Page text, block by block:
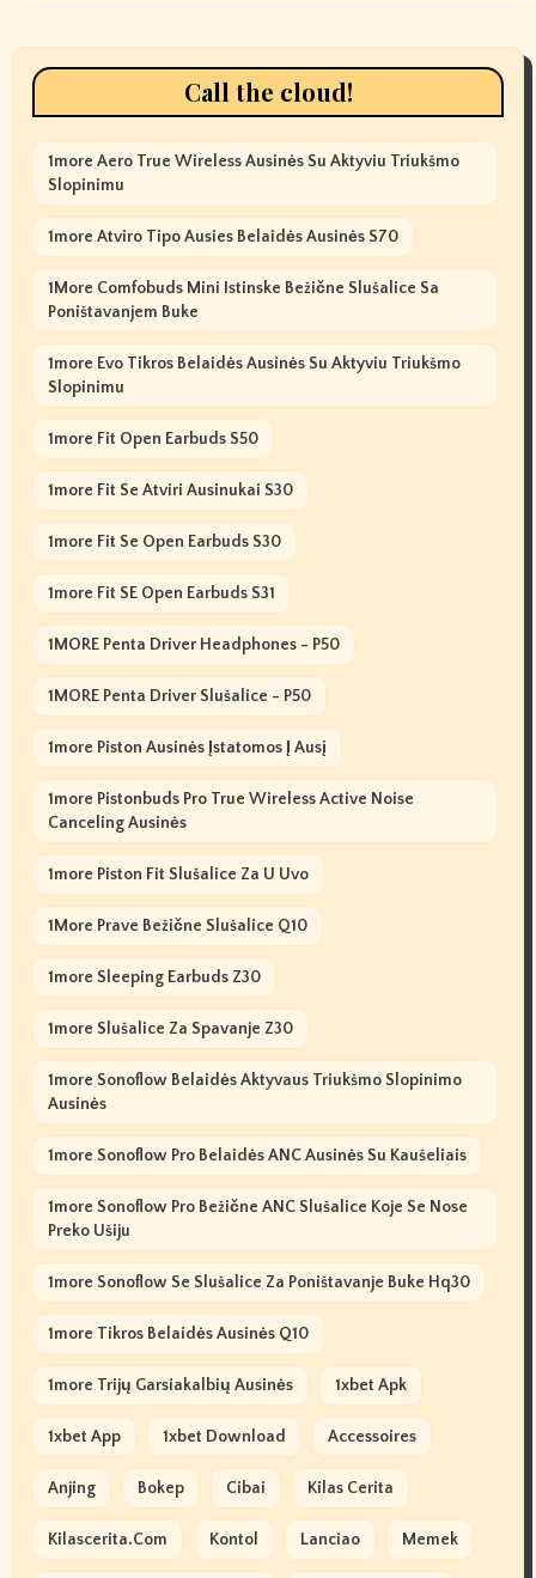
Call the cloud!
1more Aero True Wireless Ausinės Su Aktyviu Triukšmo
Slopinimu
1more Atviro Tipo Ausies Belaidės Ausinės S70
1More Comfobuds Mini Istinske Bežične Slušalice Sa
Poništavanjem Buke
1more Evo Tikros Belaidės Ausinės Su Aktyviu Triukšmo
Slopinimu
1more Fit Open Earbuds S50
1more Fit Se Atviri Ausinukai S30
1more Fit Se Open Earbuds S30
1more Fit SE Open Earbuds S31
1MORE Penta Driver Headphones - P50
1MORE Penta Driver Slušalice - P50
1more Piston Ausinės Įstatomos Į Ausį
1more Pistonbuds Pro True Wireless Active Noise
Canceling Ausinės
1more Piston Fit Slušalice Za U Uvo
1More Prave Bežične Slušalice Q10
1more Sleeping Earbuds Z30
1more Slušalice Za Spavanje Z30
1more Sonoflow Belaidės Aktyvaus Triukšmo Slopinimo
Ausinės
1more Sonoflow Pro Belaidės ANC Ausinės Su Kaušeliais
1more Sonoflow Pro Bežične ANC Slušalice Koje Se Nose
Preko Ušiju
1more Sonoflow Se Slušalice Za Poništavanje Buke Hq30
1more Tikros Belaidės Ausinės Q10
1more Trijų Garsiakalbių Ausinės 1xbet Apk
1xbet App 1xbet Download Accessoires
Anjing Bokep Cibai Kilas Cerita
Kilascerita.com Kontol Lanciao Memek